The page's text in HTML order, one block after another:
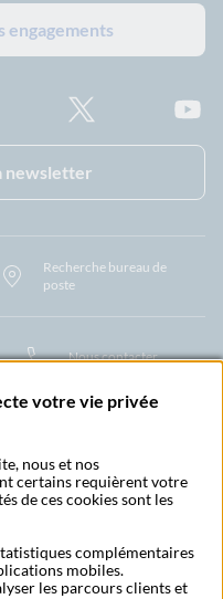
engagements
newsletter
Recherche bureau de
poste
Nous contacter
Filiales et partenaires
vos informations
Centres Financiers
réglementaires CGU
d'exploitation
Aide et accessibilité
votre vie privée
nous et nos
certains requièrent votre
de ces cookies sont les
complémentaires
mobiles.
les parcours clients et